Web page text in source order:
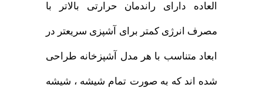
العاده دارای راندمان حرارتی بالاتر با
مصرف انرژی کمتر برای آشپزی سریعتر در
ابعاد متناسب با هر مدل آشپزخانه طراحی
شده اند که به صورت تمام شیشه ، شیشه